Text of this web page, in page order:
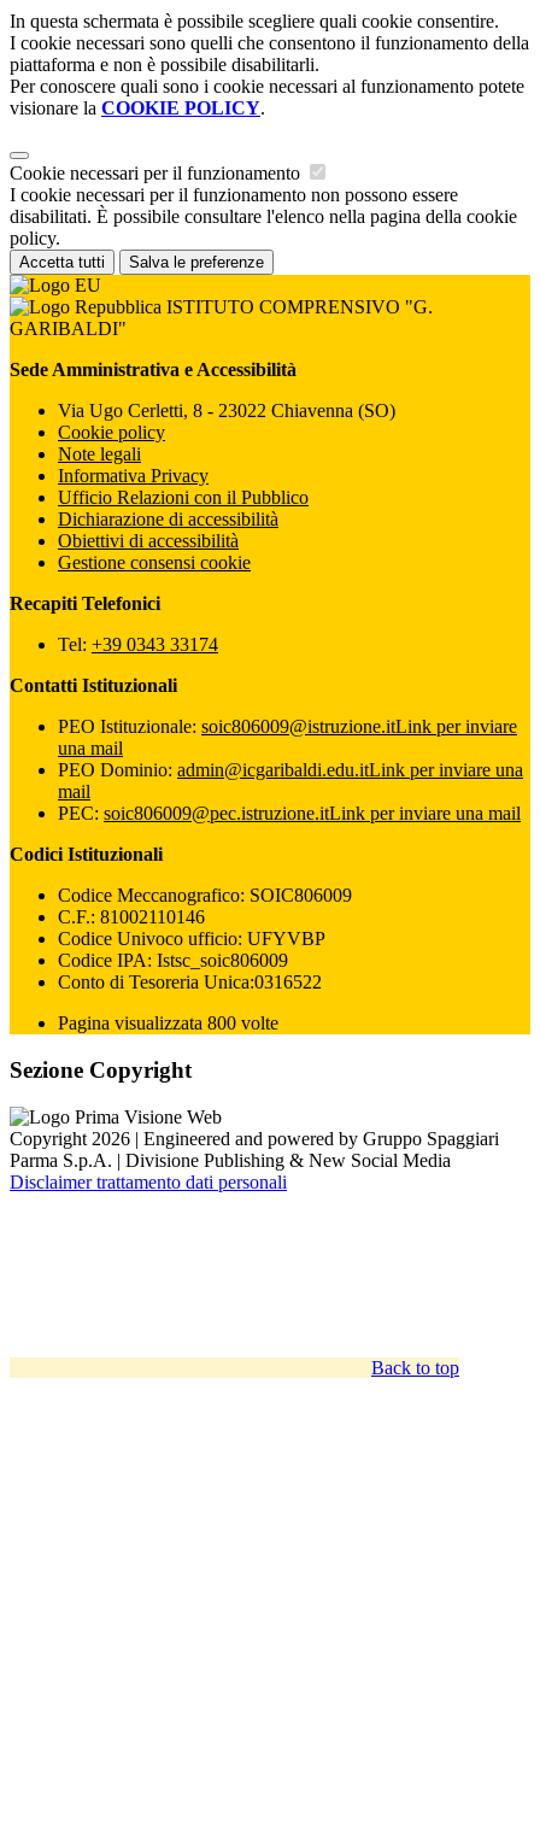
In questa schermata è possibile scegliere quali cookie consentire.
I cookie necessari sono quelli che consentono il funzionamento della
piattaforma e non è possibile disabilitarli.
Per conoscere quali sono i cookie necessari al funzionamento potete
visionare la COOKIE POLICY.
Cookie necessari per il funzionamento
I cookie necessari per il funzionamento non possono essere
disabilitati. È possibile consultare l'elenco nella pagina della cookie
policy.
Accetta tutti Salva le preferenze
ISTITUTO COMPRENSIVO "G.
GARIBALDI"
Sede Amministrativa e Accessibilità
Via Ugo Cerletti, 8 - 23022 Chiavenna (SO)
Cookie policy
Note legali
Informativa Privacy
Ufficio Relazioni con il Pubblico
Dichiarazione di accessibilità
Obiettivi di accessibilità
Gestione consensi cookie
Recapiti Telefonici
Tel: +39 0343 33174
Contatti Istituzionali
PEO Istituzionale: soic806009@istruzione.itLink per inviare
una mail
PEO Dominio: admin@icgaribaldi.edu.itLink per inviare una
mail
PEC: soic806009@pec.istruzione.itLink per inviare una mail
Codici Istituzionali
Codice Meccanografico: SOIC806009
C.F.: 81002110146
Codice Univoco ufficio: UFYVBP
Codice IPA: Istsc_soic806009
Conto di Tesoreria Unica:0316522
Pagina visualizzata 800 volte
Sezione Copyright
Copyright 2026 | Engineered and powered by Gruppo Spaggiari
Parma S.p.A. | Divisione Publishing & New Social Media
Disclaimer trattamento dati personali
Back to top